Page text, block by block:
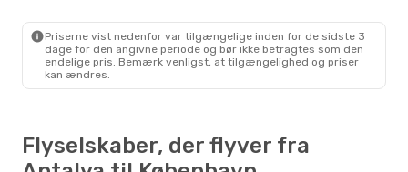
Priserne vist nedenfor var tilgængelige inden for de sidste 3
dage for den angivne periode og bør ikke betragtes som den
endelige pris. Bemærk venligst, at tilgængelighed og priser
kan ændres.
Flyselskaber, der flyver fra